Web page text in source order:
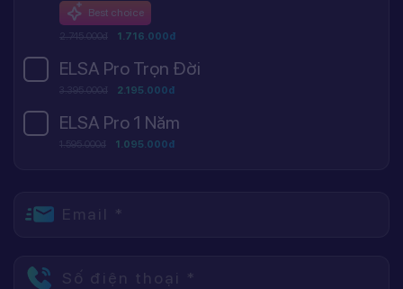
Best choice
2.745.000đ 1.716.000đ
ELSA Pro Trọn Đời
3.395.000đ 2.195.000đ
ELSA Pro 1 Năm
1.595.000đ 1.095.000đ
Email *
Số điện thoại *